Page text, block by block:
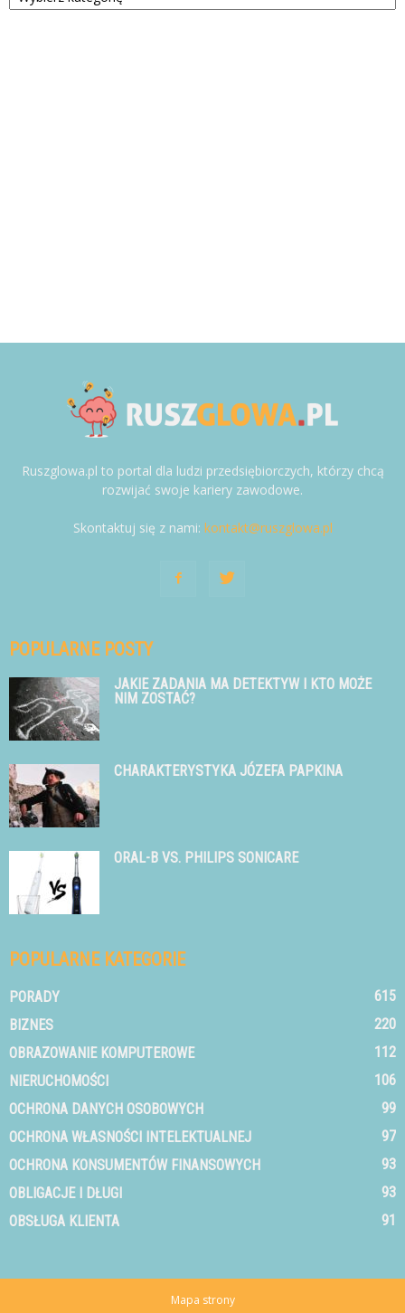
Ruszglowa.pl to portal dla ludzi przedsiębiorczych, którzy chcą
rozwijać swoje kariery zawodowe.
Skontaktuj się z nami: kontakt@ruszglowa.pl
POPULARNE POSTY
JAKIE ZADANIA MA DETEKTYW I KTO MOŻE
NIM ZOSTAĆ?
CHARAKTERYSTYKA JÓZEFA PAPKINA
ORAL-B VS. PHILIPS SONICARE
POPULARNE KATEGORIE
PORADY
615
BIZNES
220
OBRAZOWANIE KOMPUTEROWE
112
NIERUCHOMOŚCI
106
OCHRONA DANYCH OSOBOWYCH
99
OCHRONA WŁASNOŚCI INTELEKTUALNEJ
97
OCHRONA KONSUMENTÓW FINANSOWYCH
93
OBLIGACJE I DŁUGI
93
OBSŁUGA KLIENTA
91
Mapa strony